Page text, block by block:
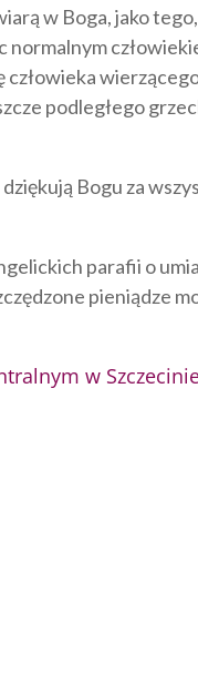
w Boga, jako
podległego
Bogu za
parafii o
pieniądze
w